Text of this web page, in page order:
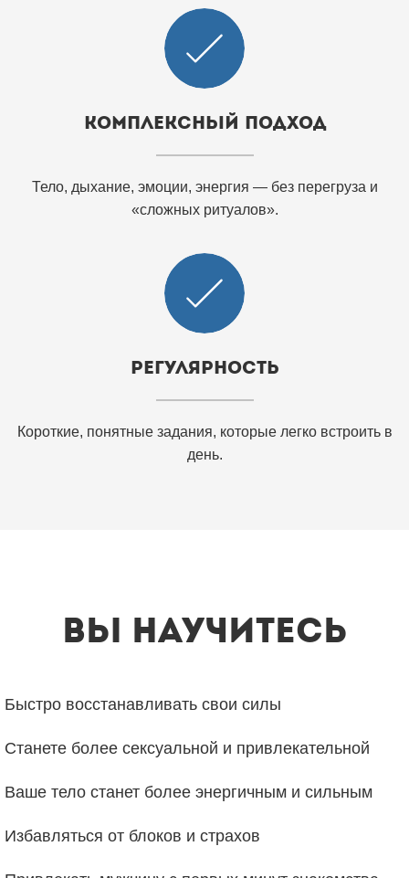
Комплексный подход
Тело, дыхание, эмоции, энергия — без перегруза и
«сложных ритуалов».
Регулярность
Короткие, понятные задания, которые легко встроить в
день.
Вы научитесь
Быстро восстанавливать свои силы
Станете более сексуальной и привлекательной
Ваше тело станет более энергичным и сильным
Избавляться от блоков и страхов